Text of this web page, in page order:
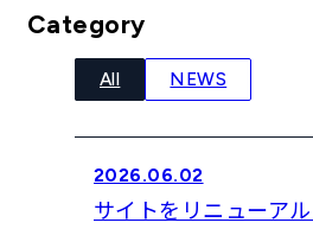
企業理念
最新情報
広報
Category
All NEWS
2026.06.02
サイトをリニューア